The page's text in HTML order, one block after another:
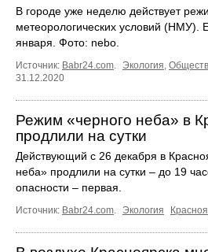
В городе уже неделю действует
метеорологических условий (НМУ).
января. Фото: nebo.
Источник: Babr24.com Экология
31.12.2020
Режим «черного неба» в
продлили на сутки
Действующий с 26 декабря в
неба» продлили на сутки – до 19
опасности – первая.
Источник: Babr24.com Экология